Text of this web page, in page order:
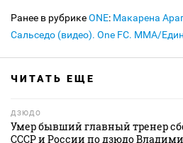
Ранее в рубрикеONE: Макарена
Сальседо (видео). One FC. MMA/
ЧИТАТЬ ЕЩЕ
ДЗЮДО
Умер бывший главный тренер
СССР и России по дзюдо